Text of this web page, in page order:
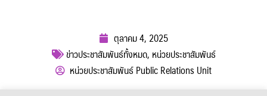
ตุลาคม 4, 2025
ข่าวประชาสัมพันธ์ทั้งหมด, หน่วยประชาสัมพันธ์
หน่วยประชาสัมพันธ์ Public Relations Unit